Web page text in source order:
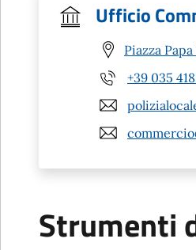
Ufficio
Piazza
+39 035
Strumenti